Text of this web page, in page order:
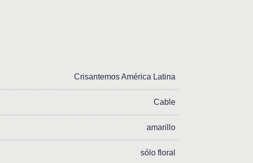
Crisantemos América Latina
Cable
amarillo
sólo floral